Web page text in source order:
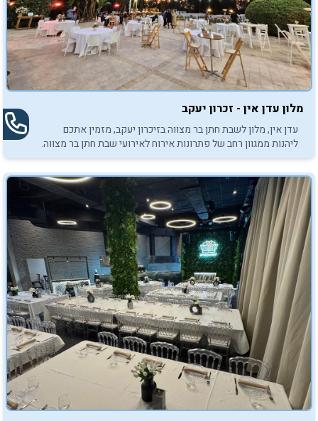
מלון עדן אין - זכרון יעקב
עדן אין, מלון לשבת חתן בר מצווה בזיכרון יעקב, מזמין אתכם
ליהנות ממגוון רחב של פתרונות אירוח לאירועי שבת חתן בר מצווה.